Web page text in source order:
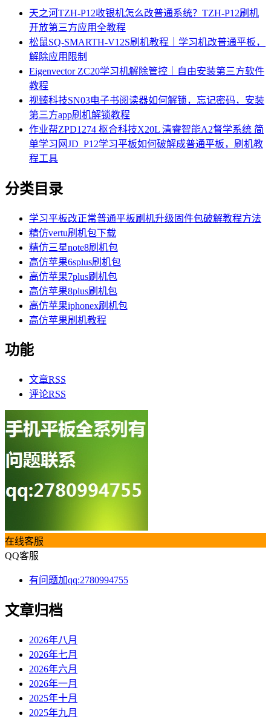
天之河TZH-P12收银机怎么改普通系统？TZH-P12刷机
开放第三方应用全教程
松鼠SQ-SMARTH-V12S刷机教程｜学习机改普通平板，
解除应用限制
Eigenvector ZC20学习机解除管控｜自由安装第三方软件
教程
视臻科技SN03电子书阅读器如何解锁，忘记密码，安装
第三方app刷机解锁教程
作业帮ZPD1274 枢合科技X20L 清睿智能A2督学系统 简
单学习网JD_P12学习平板如何破解成普通平板，刷机教
程工具
分类目录
学习平板改正常普通平板刷机升级固件包破解教程方法
精仿vertu刷机包下载
精仿三星note8刷机包
高仿苹果6splus刷机包
高仿苹果7plus刷机包
高仿苹果8plus刷机包
高仿苹果iphonex刷机包
高仿苹果刷机教程
功能
文章RSS
评论RSS
在线客服
QQ客服
有问题加qq:2780994755
文章归档
2026年八月
2026年七月
2026年六月
2026年一月
2025年十月
2025年九月